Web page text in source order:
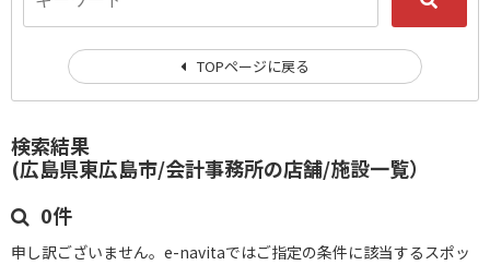
検索結果
(広島県東広島市/会計事務所の店舗/施設一覧）
0件
申し訳ございません。e-navitaではご指定の条件に該当するスポッ
TOPページに戻る